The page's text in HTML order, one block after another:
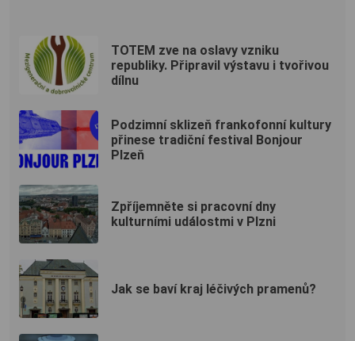
TOTEM zve na oslavy vzniku
republiky. Připravil výstavu i tvořivou
dílnu
Podzimní sklizeň frankofonní kultury
přinese tradiční festival Bonjour
Plzeň
Zpříjemněte si pracovní dny
kulturními událostmi v Plzni
Jak se baví kraj léčivých pramenů?